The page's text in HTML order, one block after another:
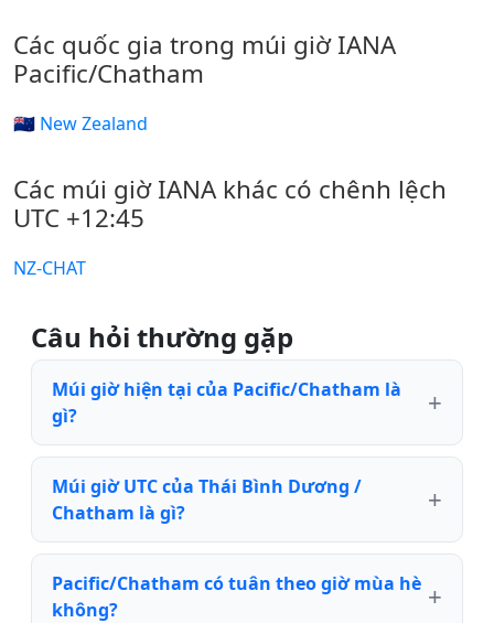
Các quốc gia trong múi giờ IANA
Pacific/Chatham
🇳🇿 New Zealand
Các múi giờ IANA khác có chênh lệch
UTC +12:45
NZ-CHAT
Câu hỏi thường gặp
Múi giờ hiện tại của Pacific/Chatham là
gì?
Múi giờ UTC của Thái Bình Dương /
Chatham là gì?
Pacific/Chatham có tuân theo giờ mùa hè
không?